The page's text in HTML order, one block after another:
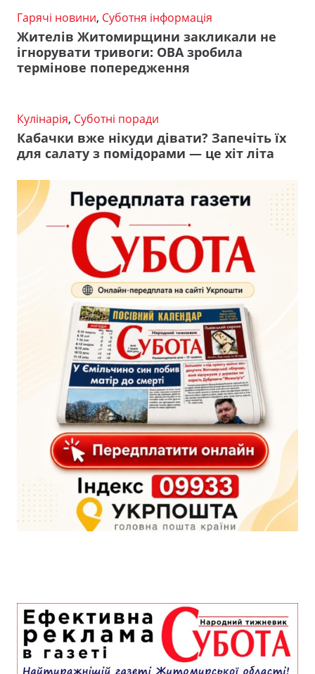
Гарячі новини, Суботня інформація
Жителів Житомирщини закликали не
ігнорувати тривоги: ОВА зробила
термінове попередження
Кулінарія, Суботні поради
Кабачки вже нікуди дівати? Запечіть їх
для салату з помідорами — це хіт літа